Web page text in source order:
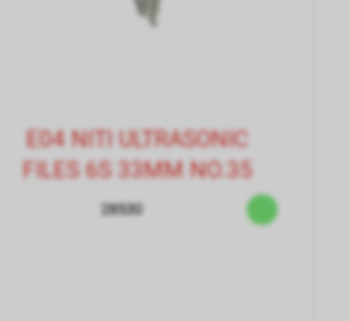
E04 NITI ULTRASONIC
FILES 6S 33MM NO.35
28530